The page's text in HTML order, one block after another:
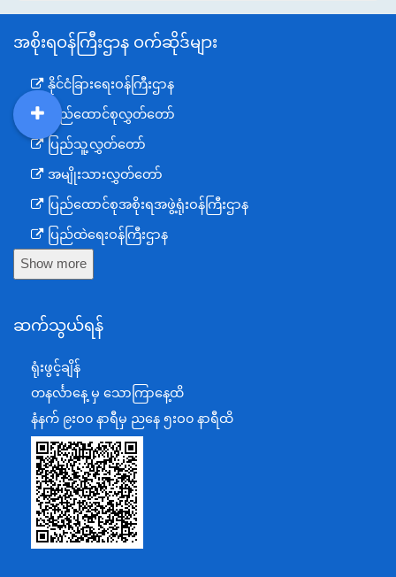
အစိုးရဝန်ကြီးဌာန ဝက်ဆိုဒ်များ
နိုင်ငံခြားရေးဝန်ကြီးဌာန
ပြည်ထောင်စုလွှတ်တော်
ပြည်သူ့လွှတ်တော်
အမျိုးသားလွှတ်တော်
ပြည်ထောင်စုအစိုးရအဖွဲ့ရုံးဝန်ကြီးဌာန
ပြည်ထဲရေးဝန်ကြီးဌာန
ကာကွယ်ရေးဝန်ကြီးဌာန
စီမံကိန်း၊ဘဏ္ဍာရေးနှင့်စက်မှုဝန်ကြီးဌာန
အပြည်ပြည်ဆိုင်ရာပူးပေါင်းဆောင်ရွက်ရေးဝန်ကြီးဌာန
ပြန်ကြားရေးဝန်ကြီးဌာန
သာသနာရေးနှင့် ယဉ်ကျေးမှုဝန်ကြီးဌာန
စိုက်ပျိုးရေး၊မွေးမြူရေးနှင့်ဆည်မြောင်းဝန်ကြီးဌာန
ပို့ဆောင်ရေးနှင့်ဆက်သွယ်ရေးဝန်ကြီးဌာန
သယံဇာတနှင့်ပတ်ဝန်းကျင်ထိန်းသိမ်းရေးဝန်ကြီးဌာန
Show more
ဆက်သွယ်ရန်
ရုံးဖွင့်ချိန်
တနင်္လာနေ့ မှ သောကြာနေ့ထိ
နံနက် ၉းဝ၀ နာရီမှ ညနေ ၅းဝ၀ နာရီထိ
DDM